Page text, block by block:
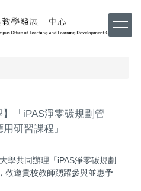
】「iPAS淨零碳規劃管
研習課程」
共同辦理「iPAS淨零碳規劃
敬邀貴校教師踴躍參與並惠予